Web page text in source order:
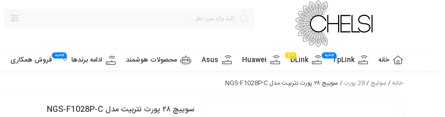
خانه TpLinkجدید DLinkداغ Huawei
Asus محصولات هوشمند ادامه برندها جدید فروش همکاری
خانه/ سوئیچ /28 پورت / سوییچ ۲۸ پورت نتربیت مدل NGS-F1028P-C
سوییچ ۲۸ پورت نتربیت مدل NGS-F1028P-C